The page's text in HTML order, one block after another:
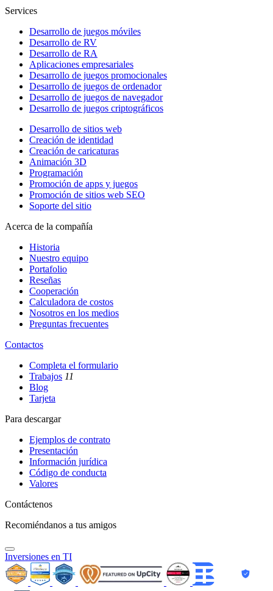
Services
Desarrollo de juegos móviles
Desarrollo de RV
Desarrollo de RA
Aplicaciones empresariales
Desarrollo de juegos promocionales
Desarrollo de juegos de ordenador
Desarrollo de juegos de navegador
Desarrollo de juegos criptográficos
Desarrollo de sitios web
Creación de identidad
Creación de caricaturas
Animación 3D
Programación
Promoción de apps y juegos
Promoción de sitios web SEO
Soporte del sitio
Acerca de la compañía
Historia
Nuestro equipo
Portafolio
Reseñas
Cooperación
Calculadora de costos
Nosotros en los medios
Preguntas frecuentes
Contactos
Completa el formulario
Trabajos 11
Blog
Tarjeta
Para descargar
Ejemplos de contrato
Presentación
Información jurídica
Código de conducta
Valores
Contáctenos
Recomiéndanos a tus amigos
Inversiones en TI